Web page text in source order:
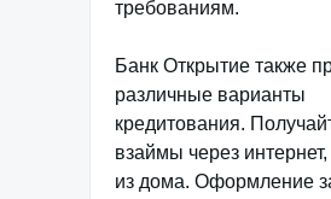
требованиям.
Банк Открытие также
различные варианты
кредитования.
взаймы через
из дома. Оформление